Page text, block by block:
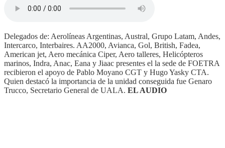
Delegados de: Aerolíneas Argentinas, Austral, Grupo Latam, Andes,
Intercarco, Interbaires. AA2000, Avianca, Gol, British, Fadea,
American jet, Aero mecánica Ciper, Aero talleres, Helicópteros
marinos, Indra, Anac, Eana y Jiaac presentes el la sede de FOETRA
recibieron el apoyo de Pablo Moyano CGT y Hugo Yasky CTA.
Quien destacó la importancia de la unidad conseguida fue Genaro
Trucco, Secretario General de UALA. EL AUDIO